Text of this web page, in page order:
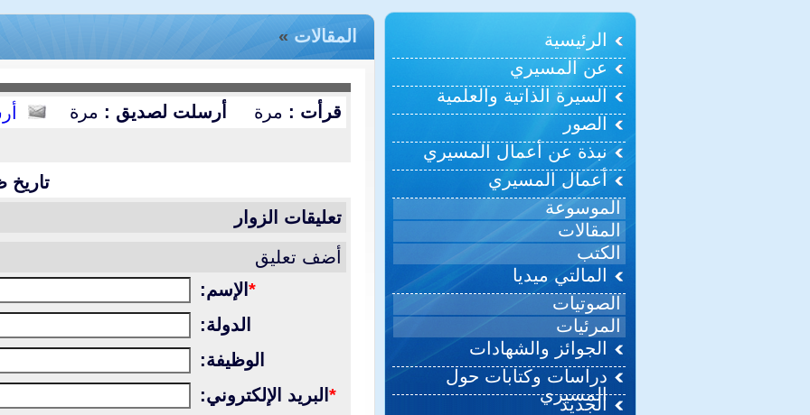
الرئيسية
عن المسيري
السيرة الذاتية والعلمية
الصور
نبذة عن أعمال المسيري
أعمال المسيري
الموسوعة
المقالات
الكتب
المالتي ميديا
الصوتيات
المرئيات
الجوائز والشهادات
دراسات وكتابات حول
المسيري
الجديد
المقالات »
قرأت : مرة أرسلت لصديق : مرة
تاريخ
تعليقات الزوار
أضف تعليق
* الإسم:
الدولة:
الوظيفة:
* البريد الإلكتروني: